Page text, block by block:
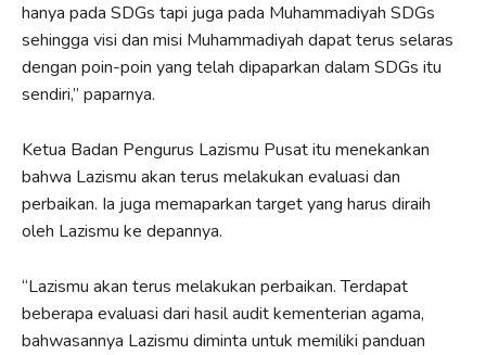
hanya pada SDGs tapi juga pada Muhammadiyah SDGs
sehingga visi dan misi Muhammadiyah dapat terus selaras
dengan poin-poin yang telah dipaparkan dalam SDGs itu
sendiri,” paparnya.
Ketua Badan Pengurus Lazismu Pusat itu menekankan
bahwa Lazismu akan terus melakukan evaluasi dan
perbaikan. Ia juga memaparkan target yang harus diraih
oleh Lazismu ke depannya.
“Lazismu akan terus melakukan perbaikan. Terdapat
beberapa evaluasi dari hasil audit kementerian agama,
bahwasannya Lazismu diminta untuk memiliki panduan